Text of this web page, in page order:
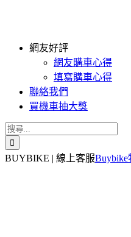
網友好評
網友購車心得
填寫購車心得
聯絡我們
買機車抽大獎
搜
索
結
BUYBIKE | 線上客服Buybike